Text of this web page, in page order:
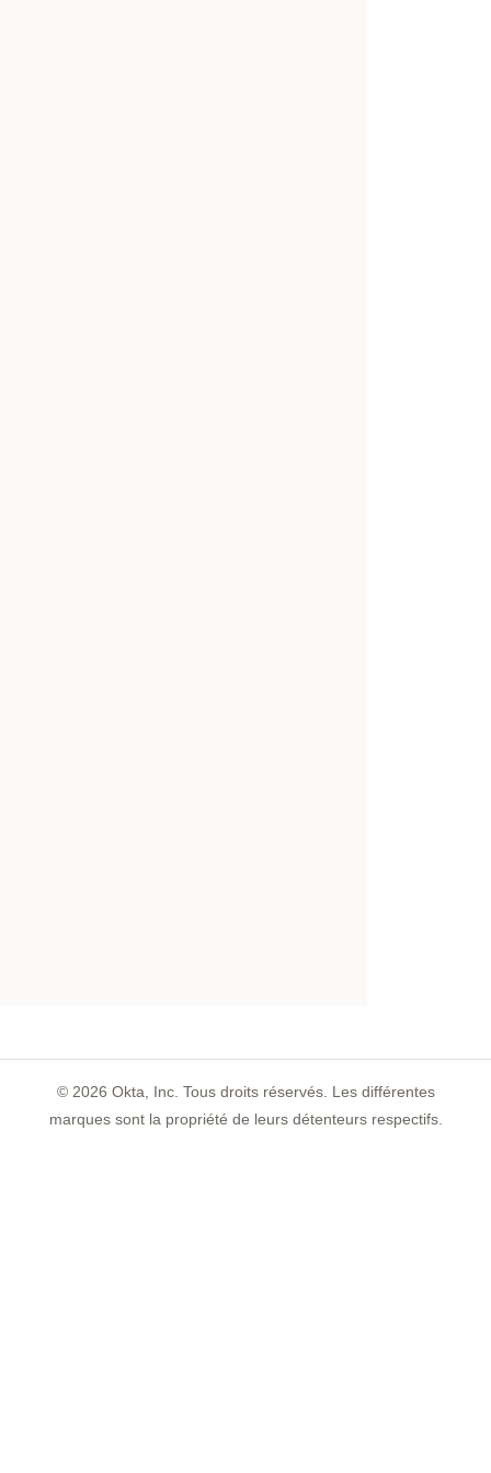
© 2026 Okta, Inc. Tous droits réservés. Les différentes
marques sont la propriété de leurs détenteurs respectifs.